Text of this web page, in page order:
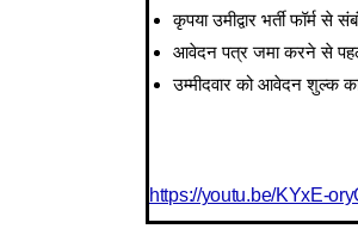
कृपया उमीद्वार भर्ती
आवेदन पत्र जमा करने से पहले
उम्मीदवार को आवेदन शुल्क
https://youtu.be/KYxE-